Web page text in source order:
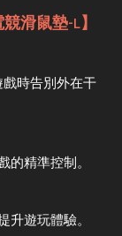
滑鼠墊-L】
時告別外在干
精準控制。
遊玩體驗。